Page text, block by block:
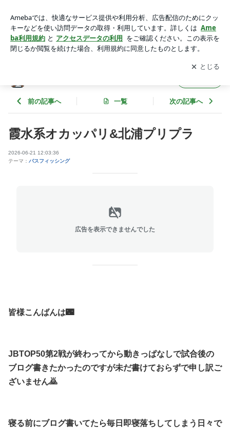
Once」アプリをダウンロードして ブログの更新通知
を受け取りまし
ょう。
開く
前の記事へ 一覧 次の記事へ
霞水系オカッパリ&北浦プリプラ
2026-06-21 12:03:36
テーマ： バスフィッシング
広告を表示できませんでした
皆様こんばんは🌃
JBTOP50第2戦が終わってから動きっぱなしで試合後の
ブログ書きたかったのですが未だ書けておらずで申し訳ご
ざいません🙇
寝る前にブログ書いてたら毎日即寝落ちしてしまう日々で